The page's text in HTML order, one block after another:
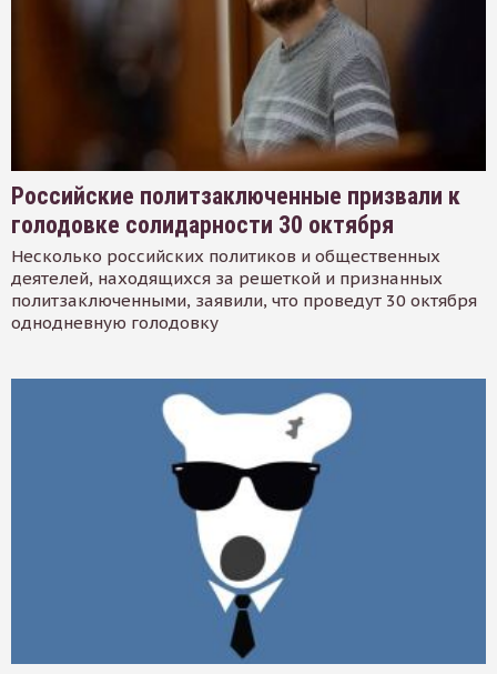
Российские политзаключенные призвали к
голодовке солидарности 30 октября
Несколько российских политиков и общественных
деятелей, находящихся за решеткой и признанных
политзаключенными, заявили, что проведут 30 октября
однодневную голодовку